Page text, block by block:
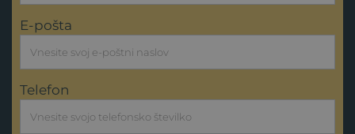
E-pošta
Telefon